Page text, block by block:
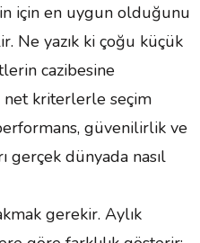
için en uygun olduğunu
Ne yazık ki çoğu küçük
cazibesine
net kriterlerle seçim
güvenilirlik ve
gerçek dünyada nasıl
gerekir. Aylık